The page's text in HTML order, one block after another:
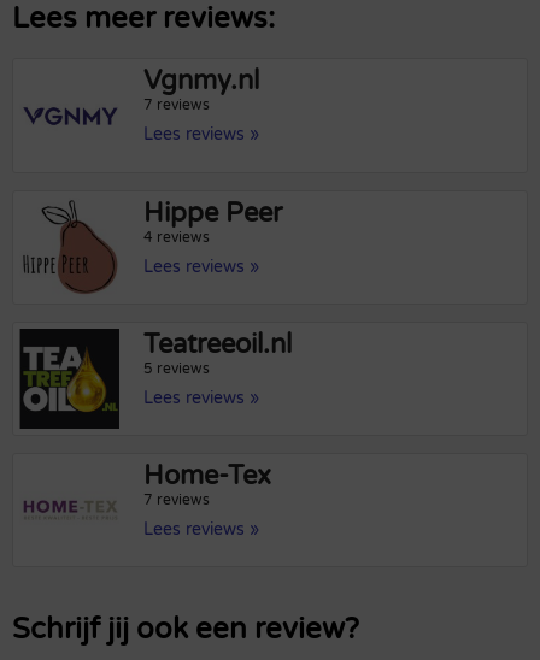
Lees meer reviews:
Vgnmy.nl
7 reviews
Lees reviews »
Hippe Peer
4 reviews
Lees reviews »
Teatreeoil.nl
5 reviews
Lees reviews »
Home-Tex
7 reviews
Lees reviews »
Schrijf jij ook een review?